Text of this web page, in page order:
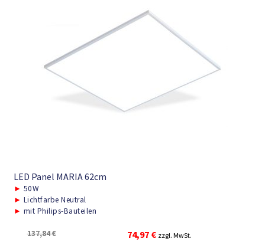
LED Panel MARIA 62cm
► 50W
► Lichtfarbe Neutral
► mit Philips-Bauteilen
137,84€
Ursprünglicher
74,97 €Aktueller
zzgl. MwSt.